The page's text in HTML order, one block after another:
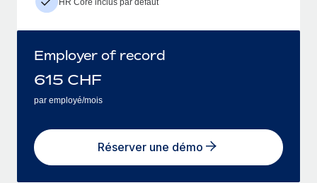
Employer of record
615 CHF
par employé/mois
Réserver une démo